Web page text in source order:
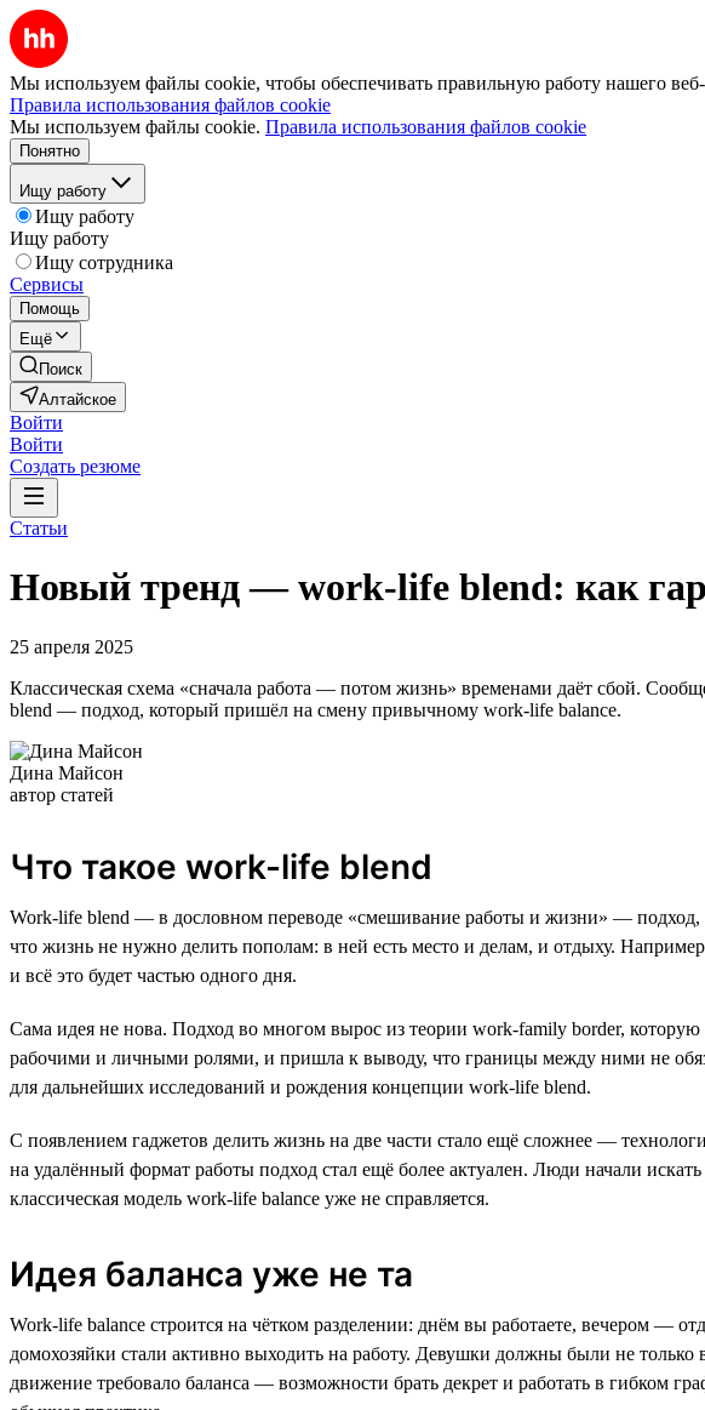
Мы используем файлы cookie, чтобы обеспечивать правильную работу нашего веб-
Правила использования файлов cookie
Мы используем файлы cookie. Правила использования файлов cookie
Понятно
Ищу работу
Ищу работу
Ищу работу
Ищу сотрудника
Сервисы
Помощь
Ещё
Поиск
Алтайское
Войти
Войти
Создать резюме
Статьи
Новый тренд — work-life blend: как
25 апреля 2025
Классическая схема «сначала работа — потом жизнь» временами даёт сбой.
blend — подход, который пришёл на смену привычному work-life balance.
Дина Майсон
автор статей
Что такое work-life blend
Work-life blend — в дословном переводе «смешивание работы и жизни» — подход,
что жизнь не нужно делить пополам: в ней есть место и делам, и отдыху.
и всё это будет частью одного дня.
Сама идея не нова. Подход во многом вырос из теории work-family border, которую
рабочими и личными ролями, и пришла к выводу, что границы между ними не
для дальнейших исследований и рождения концепции work-life blend.
С появлением гаджетов делить жизнь на две части стало ещё сложнее —
на удалённый формат работы подход стал ещё более актуален. Люди начали
классическая модель work-life balance уже не справляется.
Идея баланса уже не та
Work-life balance строится на чётком разделении: днём вы работаете, вечером —
домохозяйки стали активно выходить на работу. Девушки должны были не только
движение требовало баланса — возможности брать декрет и работать в гибком